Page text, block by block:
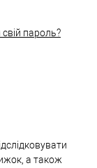
пароль?
а також